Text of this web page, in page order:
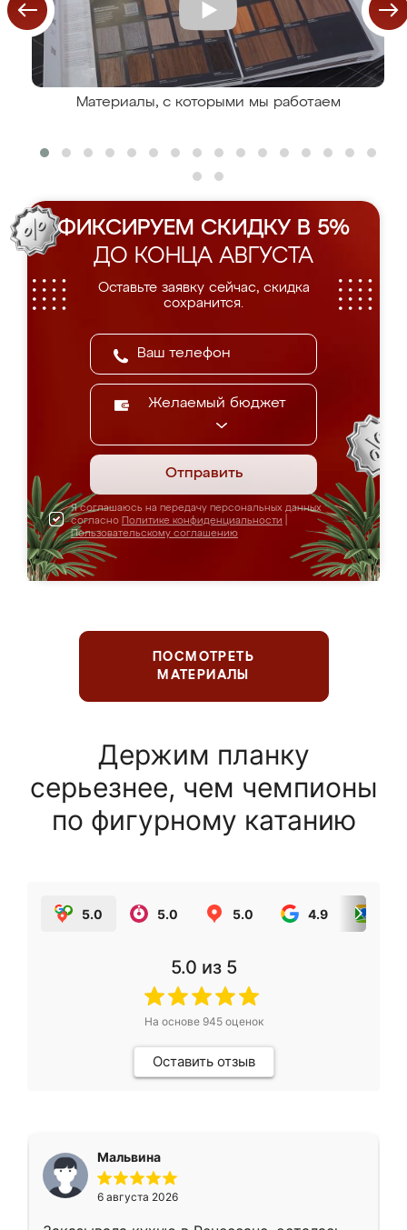
Материалы, с которыми мы работаем
ФИКСИРУЕМ СКИДКУ В 5%
ДО КОНЦА АВГУСТА
Оставьте заявку сейчас, скидка
сохранится.
Желаемый бюджет
Отправить
Я соглашаюсь на передачу персональных данных
согласно Политике конфиденциальности
Пользовательскому соглашению
ПОСМОТРЕТЬ
МАТЕРИАЛЫ
Держим планку
серьезнее, чем чемпионы
по фигурному катанию
5.0 5.0 5.0 4.9
5.0 из 5
На основе 945оценок
Оставить отзыв
Мальвина
6 августа 2026